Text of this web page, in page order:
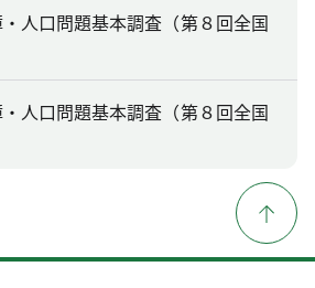
人口問題基本調査（第８回全国
人口問題基本調査（第８回全国